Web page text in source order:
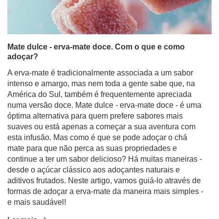
Mate dulce - erva-mate doce. Com o que e como
adoçar?
A erva-mate é tradicionalmente associada a um sabor
intenso e amargo, mas nem toda a gente sabe que, na
América do Sul, também é frequentemente apreciada
numa versão doce. Mate dulce - erva-mate doce - é uma
óptima alternativa para quem prefere sabores mais
suaves ou está apenas a começar a sua aventura com
esta infusão. Mas como é que se pode adoçar o chá
mate para que não perca as suas propriedades e
continue a ter um sabor delicioso? Há muitas maneiras -
desde o açúcar clássico aos adoçantes naturais e
aditivos frutados. Neste artigo, vamos guiá-lo através de
formas de adoçar a erva-mate da maneira mais simples -
e mais saudável!